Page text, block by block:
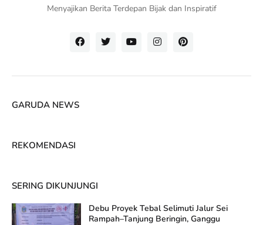
Menyajikan Berita Terdepan Bijak dan Inspiratif
GARUDA NEWS
REKOMENDASI
SERING DIKUNJUNGI
Debu Proyek Tebal Selimuti Jalur Sei
Rampah–Tanjung Beringin, Ganggu